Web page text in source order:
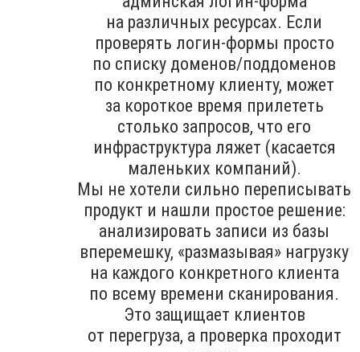
на различных ресурсах. Если
проверять логин-формы просто
по списку доменов/поддоменов
по конкретному клиенту, может
за короткое время прилететь
столько запросов, что его
инфраструктура ляжет (касается
маленьких компаний).
Мы не хотели сильно переписывать
продукт и нашли простое решение:
анализировать записи из базы
вперемешку, «размазывая» нагрузку
на каждого конкретного клиента
по всему времени сканирования.
Это защищает клиентов
от перегруза, а проверка проходит